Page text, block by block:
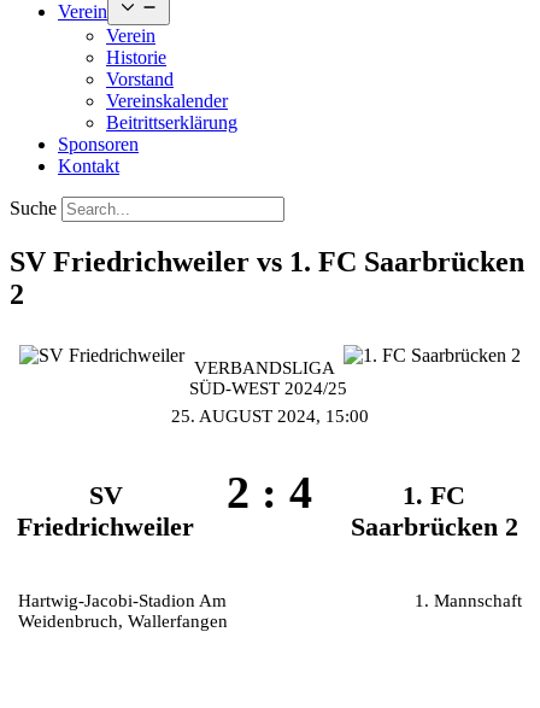
Verein
menu
Verein
Historie
Vorstand
Vereinskalender
Beitrittserklärung
Sponsoren
Kontakt
Suche
SV Friedrichweiler vs 1. FC Saarbrücken
2
VERBANDSLIGA
SÜD-WEST 2024/25
25. AUGUST 2024, 15:00
SV
Friedrichweiler
2 : 4
1. FC
Saarbrücken 2
Hartwig-Jacobi-Stadion Am
Weidenbruch, Wallerfangen
1. Mannschaft